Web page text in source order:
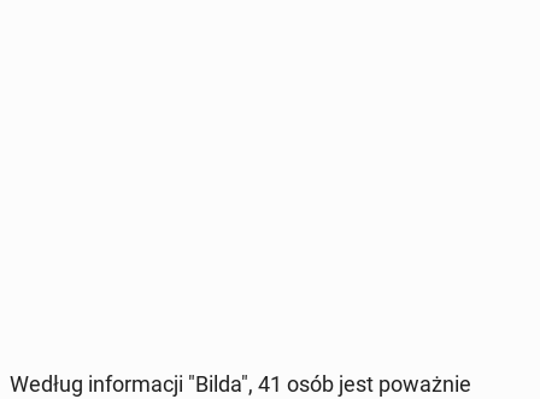
Według in­for­ma­cji "Bilda", 41 osób jest po­waż­nie